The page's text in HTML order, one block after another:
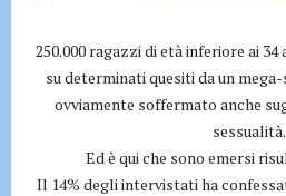
250.000 ragazzi di età inferiore ai
su determinati quesiti da un
ovviamente soffermato anche
sessualità.
Ed è qui che sono emersi
Il 14% degli intervistati ha